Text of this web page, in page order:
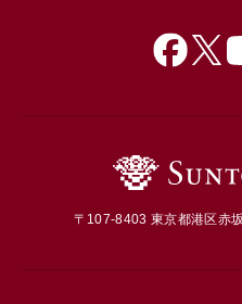
〒107-8403 東京都港区赤